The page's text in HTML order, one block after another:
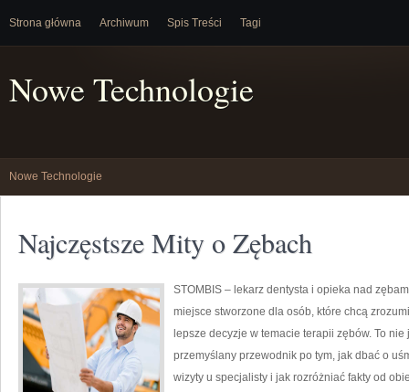
Strona główna Archiwum Spis Treści Tagi
Nowe Technologie
Nowe Technologie
Najczęstsze Mity o Zębach
STOMBIS – lekarz dentysta i opieka nad
miejsce stworzone dla osób, które chcą
lepsze decyzje w temacie terapii zębów. To
przemyślany przewodnik po tym, jak dbać o
wizyty u specjalisty i jak rozróżniać fakty od